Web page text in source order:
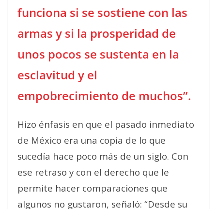
funciona si se sostiene con las
armas y si la prosperidad de
unos pocos se sustenta en la
esclavitud y el
empobrecimiento de muchos”.
Hizo énfasis en que el pasado inmediato
de México era una copia de lo que
sucedía hace poco más de un siglo. Con
ese retraso y con el derecho que le
permite hacer comparaciones que
algunos no gustaron, señaló: “Desde su